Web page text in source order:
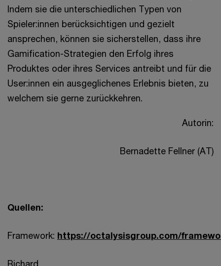
Indem sie die unterschiedlichen Typen von
Spieler:innen berücksichtigen und gezielt
ansprechen, können sie sicherstellen, dass ihre
Gamification-Strategien den Erfolg ihres
Produktes oder ihres Services antreibt und für die
User:innen ein ausgeglichenes Erlebnis bieten, zu
welchem sie gerne zurückkehren.
Autorin:
Bernadette Fellner (AT)
Quellen:
Framework: https://octalysisgroup.com/
Richard